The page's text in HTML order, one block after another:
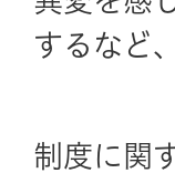
するなど
制度に関